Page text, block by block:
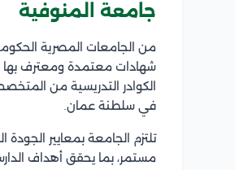
جامعة المنوفية
من الجامعات المصرية
شهادات معتمدة ومعترف بها
الكوادر التدريسية من
في سلطنة عمان.
تلتزم الجامعة بمعايير